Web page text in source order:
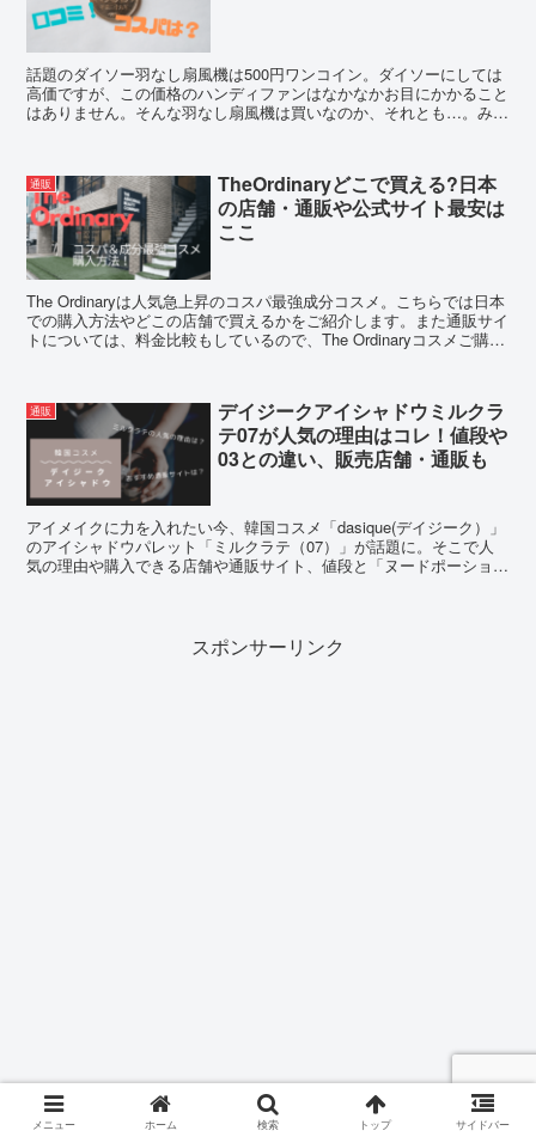
話題のダイソー羽なし扇風機は500円ワンコイン。ダイソーにしては
高価ですが、この価格のハンディファンはなかなかお目にかかること
はありません。そんな羽なし扇風機は買いなのか、それとも…。みん
通販
TheOrdinaryどこで買える?日本
の店舗・通販や公式サイト最安は
ここ
The Ordinaryは人気急上昇のコスパ最強成分コスメ。こちらでは日本
での購入方法やどこの店舗で買えるかをご紹介します。また通販サイ
トについては、料金比較もしているので、The Ordinaryコスメご購入
通販
デイジークアイシャドウミルクラ
テ07が人気の理由はコレ！値段や
03との違い、販売店舗・通販も
アイメイクに力を入れたい今、韓国コスメ「dasique(デイジーク）」
のアイシャドウパレット「ミルクラテ（07）」が話題に。そこで人
気の理由や購入できる店舗や通販サイト、値段と「ヌードポーション
スポンサーリンク
メニュー ホーム 検索 トップ サイドバー